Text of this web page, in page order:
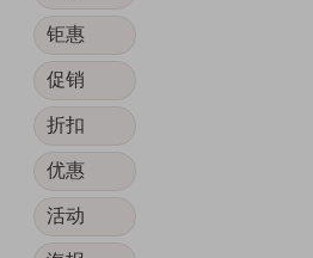
钜惠
促销
折扣
优惠
活动